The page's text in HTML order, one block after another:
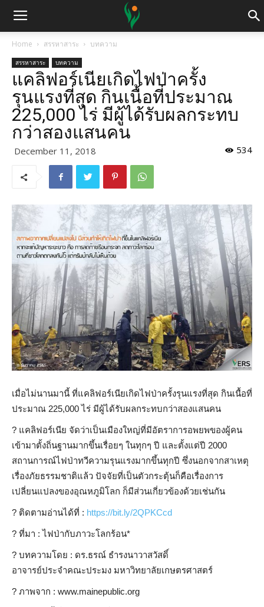
Home สรรหาสาระ บทความ
สรรหาสาระ บทความ
แคลิฟอร์เนียเกิดไฟป่าครั้ง
รุนแรงที่สุด กินเนื้อที่ประมาณ
225,000 ไร่ มีผู้ได้รับผลกระทบ
กว่าสองแสนคน
December 11, 2018 534
เมื่อไม่นานมานี้ ที่แคลิฟอร์เนียเกิดไฟป่าครั้งรุนแรงที่สุด กินเนื้อที่
ประมาณ 225,000 ไร่ มีผู้ได้รับผลกระทบกว่าสองแสนคน
?️ แคลิฟอร์เนีย จัดว่าเป็นเมืองใหญ่ที่มีอัตราการอพยพของผู้คน
เข้ามาตั้งถิ่นฐานมากขึ้นเรื่อยๆ ในทุกๆ ปี และตั้งแต่ปี 2000
สถานการณ์ไฟป่าทวีความรุนแรงมากขึ้นทุกปี ซึ่งนอกจากสาเหตุ
เรื่องภัยธรรมชาติแล้ว ปัจจัยที่เป็นตัวกระตุ้นก็คือเรื่องการ
เปลี่ยนแปลงของอุณหภูมิโลก ก็มีส่วนเกี่ยวข้องด้วยเช่นกัน
?️ ติดตามอ่านได้ที่ : https://bit.ly/2QPKCcd
? ที่มา : ไฟป่ากับภาวะโลกร้อน*
? บทความโดย : ดร.ธรณ์ ธำรงนาวาสวัสดิ์
อาจารย์ประจำคณะประมง มหาวิทยาลัยเกษตรศาสตร์
?️ ภาพจาก : www.mainepublic.org